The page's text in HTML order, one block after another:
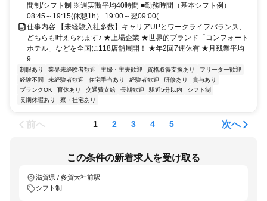
間制/シフト制 ※週実働平均40時間 ■勤務時間（基本シフト例）
08:45～19:15(休憩1h） 19:00～翌09:00(...
仕事内容 【未経験入社多数】キャリアUPとワークライフバランス、
どちらも叶えられます♪ ★上場企業 ★世界的ブランド「コンフォート
ホテル」などを全国に118店舗展開！ ★年2回7連休有 ★月残業平均
9...
制服あり 業界未経験者歓迎 主婦・主夫歓迎 資格取得支援あり
フリーター歓迎
経験不問
未経験者歓迎 住宅手当あり 経験者歓迎 研修あり
賞与あり
ブランクOK
育休あり 交通費支給 長期歓迎 駅近5分以内
シフト制
長期休暇あり
寮・社宅あり
前へ 1 2 3 4 5 次へ
この条件の新着求人を受け取る
滋賀県 / 多賀大社前駅
シフト制